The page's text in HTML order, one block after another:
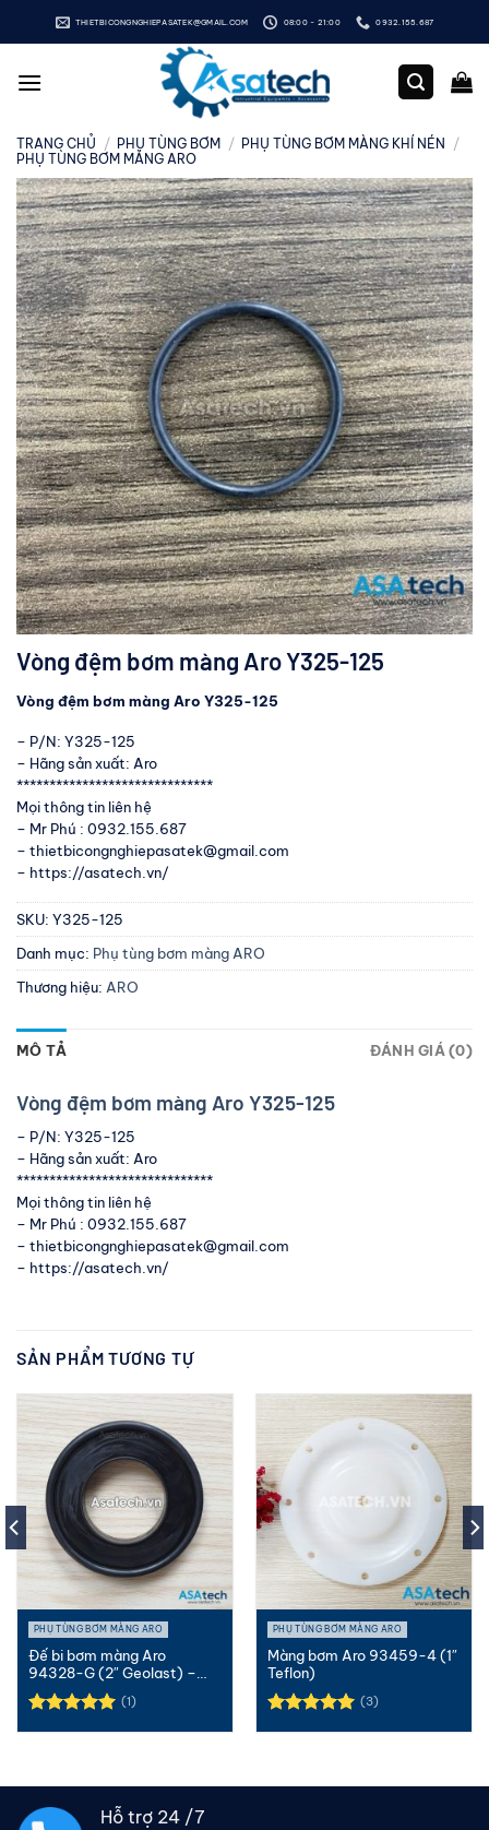
qua
dung
THIETBICONGNGHIEPASATEK@GMAIL.COM 08:00 - 21:00 0932.155.687
TRANG CHỦ / PHỤ TÙNG BƠM / PHỤ TÙNG BƠM MÀNG KHÍ NÉN
/
PHỤ TÙNG BƠM MÀNG ARO
Vòng đệm bơm màng Aro Y325-125
Vòng đệm bơm màng Aro Y325-125
– P/N: Y325-125
– Hãng sản xuất: Aro
******************************
Mọi thông tin liên hệ
– Mr Phú : 0932.155.687
– thietbicongnghiepasatek@gmail.com
– https://asatech.vn/
SKU: Y325-125
Danh mục: Phụ tùng bơm màng ARO
Thương hiệu: ARO
MÔ TẢ ĐÁNH GIÁ (0)
Vòng đệm bơm màng Aro Y325-125
– P/N: Y325-125
– Hãng sản xuất: Aro
******************************
Mọi thông tin liên hệ
– Mr Phú : 0932.155.687
– thietbicongnghiepasatek@gmail.com
– https://asatech.vn/
SẢN PHẨM TƯƠNG TỰ
PHỤ TÙNG BƠM MÀNG ARO
Đế bi bơm màng Aro
94328-G (2″ Geolast) –
Valve seat
(1)
PHỤ TÙNG BƠM MÀNG ARO
Màng bơm Aro 93459-4 (1″
Teflon)
(3)
Hỗ trợ 24 /7